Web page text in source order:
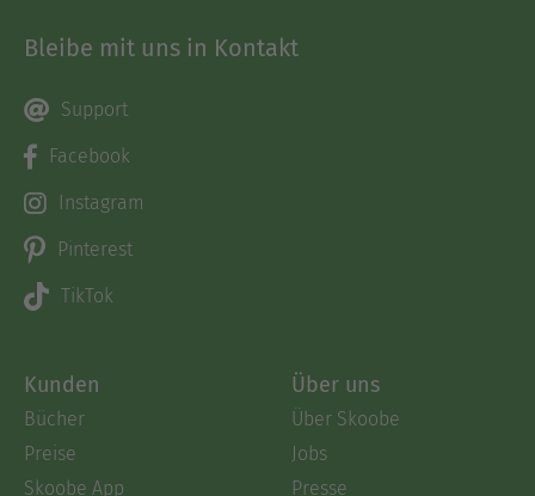
Bleibe mit uns in Kontakt
Support
Facebook
Instagram
Pinterest
TikTok
Kunden
Bücher
Preise
Skoobe App
Über uns
Über Skoobe
Jobs
Presse